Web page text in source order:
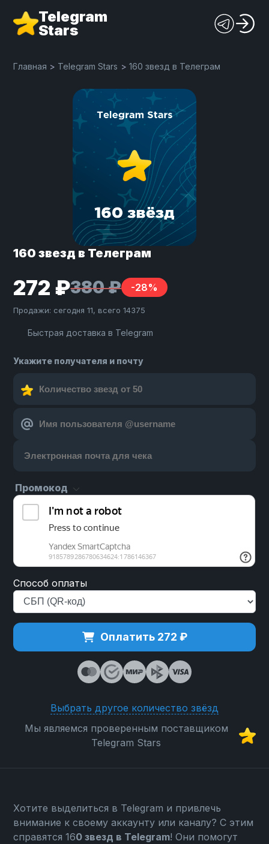
Telegram
Stars
Главная > Telegram Stars >160 звезд в Телеграм
160 звезд в Телеграм
272 ₽380 ₽ -28%
Продажи: сегодня 11, всего 14375
Быстрая доставка в Telegram
Укажите получателя и почту
Промокод
Способ оплаты
Оплатить 272 ₽
Выбрать другое количество звёзд
Мы являемся проверенным поставщиком
Telegram Stars
Хотите выделиться в Telegram и привлечь
внимание к своему аккаунту или каналу? С этим
справятся 160 звезд в Telegram! Они помогут